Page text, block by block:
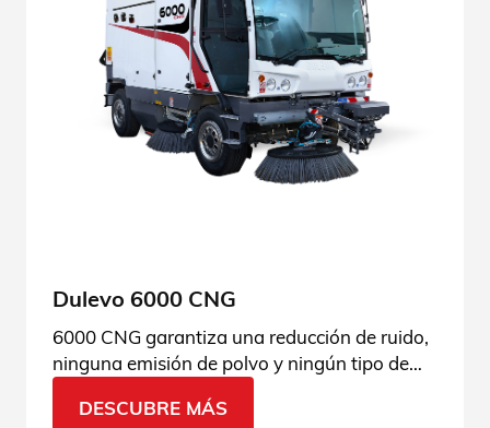
Dulevo 6000 CNG
6000 CNG garantiza una reducción de ruido,
ninguna emisión de polvo y ningún tipo de
Consulta las características sostenibles.
DESCUBRE MÁS